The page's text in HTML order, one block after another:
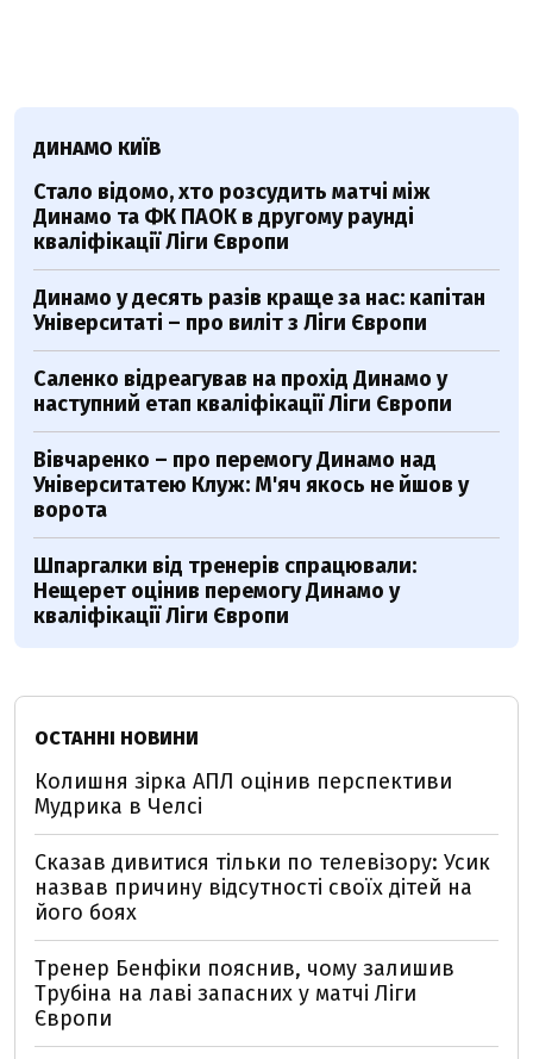
ДИНАМО КИЇВ
Стало відомо, хто розсудить матчі між
Динамо та ФК ПАОК в другому раунді
кваліфікації Ліги Європи
Динамо у десять разів краще за нас: капітан
Університаті – про виліт з Ліги Європи
Саленко відреагував на прохід Динамо у
наступний етап кваліфікації Ліги Європи
Вівчаренко – про перемогу Динамо над
Університатею Клуж: М'яч якось не йшов у
ворота
Шпаргалки від тренерів спрацювали:
Нещерет оцінив перемогу Динамо у
кваліфікації Ліги Європи
ОСТАННІ НОВИНИ
Колишня зірка АПЛ оцінив перспективи
Мудрика в Челсі
Сказав дивитися тільки по телевізору: Усик
назвав причину відсутності своїх дітей на
його боях
Тренер Бенфіки пояснив, чому залишив
Трубіна на лаві запасних у матчі Ліги
Європи